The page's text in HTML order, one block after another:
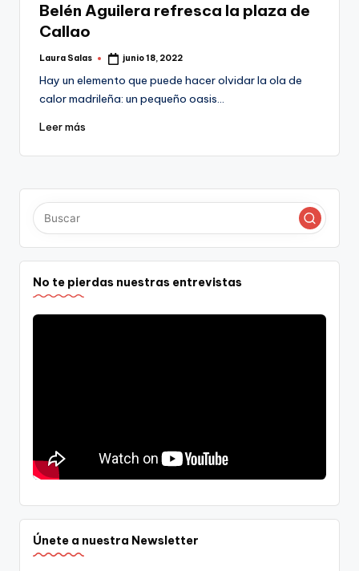
Belén Aguilera refresca la plaza de
Callao
Publicado
Laura Salas junio 18, 2022
Hay un elemento que puede hacer olvidar la ola de
calor madrileña: un pequeño oasis…
Leer más
No te pierdas nuestras entrevistas
Únete a nuestra Newsletter